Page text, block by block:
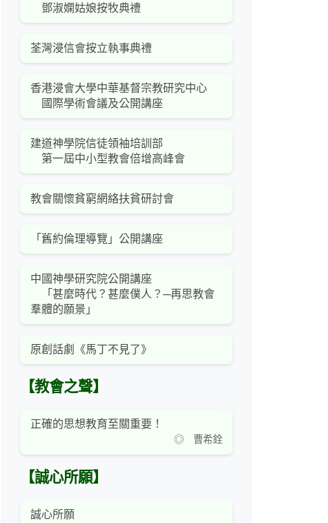
鄧淑嫻姑娘按牧典禮
荃灣浸信會按立執事典禮
香港浸會大學中華基督宗教研究中心
國際學術會議及公開講座
建道神學院信徒領袖培訓部
第一屆中小型教會倍增高峰會
教會關懷貧窮網絡扶貧研討會
「舊約倫理導覽」公開講座
中國神學研究院公開講座
「甚麼時代？甚麼僕人？─再思教會
羣體的願景」
原創話劇《馬丁不見了》
【教會之聲】
正確的思想教育至關重要！
◎ 曹希銓
【誠心所願】
誠心所願